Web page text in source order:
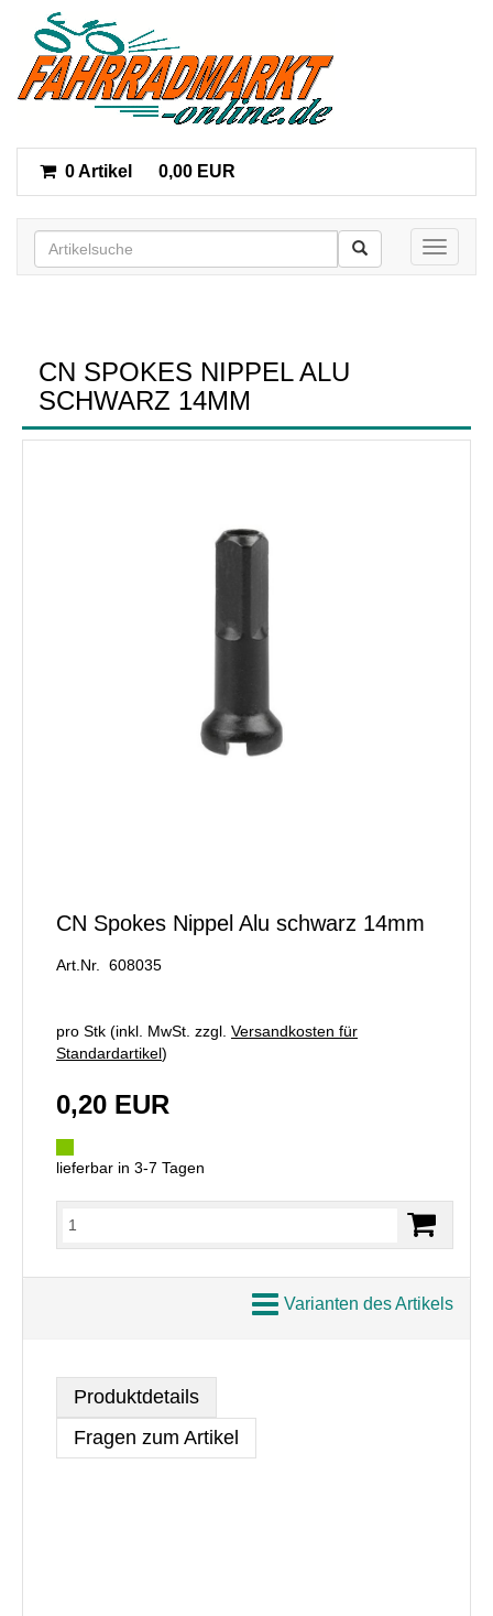
0 Artikel 0,00 EUR
Toggle
CN SPOKES NIPPEL ALU
SCHWARZ 14MM
CN Spokes Nippel Alu schwarz 14mm
Art.Nr. 608035
pro Stk (inkl. MwSt. zzgl. Versandkosten für
Standardartikel)
0,20 EUR
lieferbar in 3-7 Tagen
Varianten des Artikels
Produktdetails
Fragen zum Artikel